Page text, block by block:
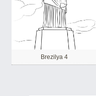
Brezilya 4